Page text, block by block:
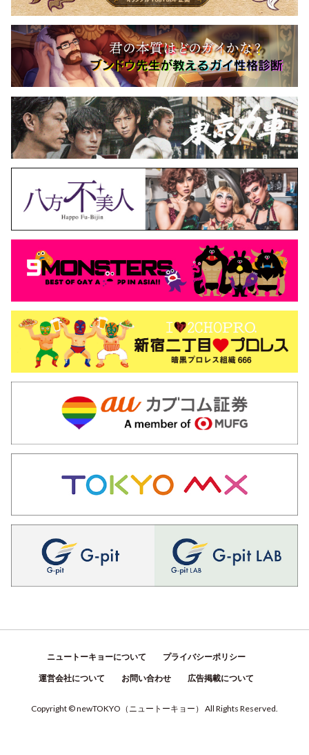
ニュートーキョーについて プライバシーポリシー
運営会社について お問い合わせ 広告掲載について
Copyright © newTOKYO （ ニュートーキョー ） All Rights Reserved.